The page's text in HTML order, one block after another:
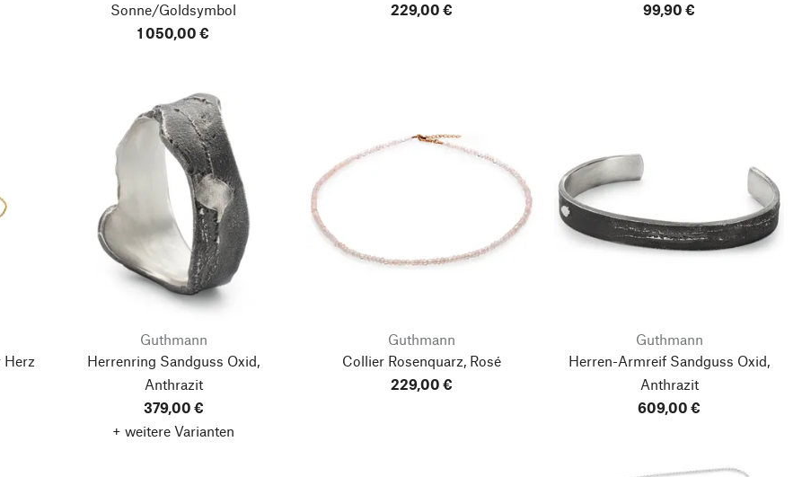
Sonne/Goldsymbol
1 050,00 €
229,00 €
99,90 €
Herz
Guthmann
Herrenring Sandguss Oxid,
Anthrazit
379,00 €
+ weitere Varianten
Guthmann
Collier Rosenquarz, Rosé
229,00 €
Guthmann
Herren-Armreif Sandguss Oxid,
Anthrazit
609,00 €